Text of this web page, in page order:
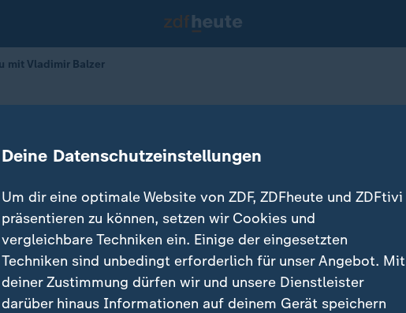
mit Vladimir Balzer
mit Vladimir Balzer
Deine Datenschutzeinstellungen
Um dir eine optimale Website von ZDF, ZDFheute und ZDFtivi
präsentieren zu können, setzen wir Cookies und
vergleichbare Techniken ein. Einige der eingesetzten
Techniken sind unbedingt erforderlich für unser Angebot. Mit
deiner Zustimmung dürfen wir und unsere Dienstleister
darüber hinaus Informationen auf deinem Gerät speichern